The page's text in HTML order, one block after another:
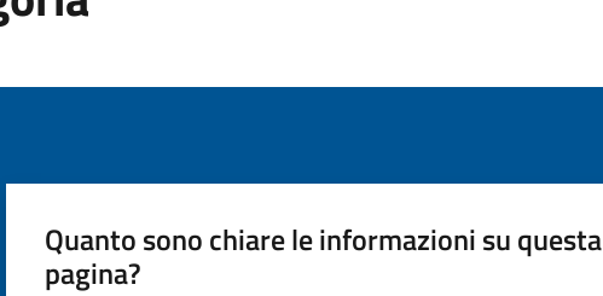
Quanto sono chiare le informazioni su questa
pagina?